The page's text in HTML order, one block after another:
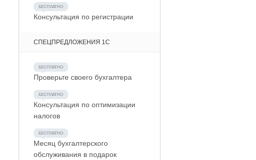
Консультация по регистрации
СПЕЦПРЕДЛОЖЕНИЯ 1С
Проверьте своего бухгалтера
Консультация по оптимизации
налогов
Месяц бухгалтерского
обслуживания в подарок